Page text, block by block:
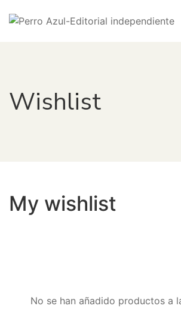
Wishlist
My wishlist
No se han añadido productos a